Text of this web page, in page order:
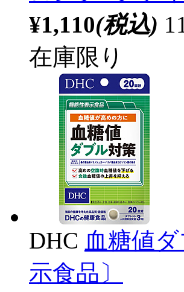
¥1,110(税込)
在庫限り
DHC 血糖値
示食品〕